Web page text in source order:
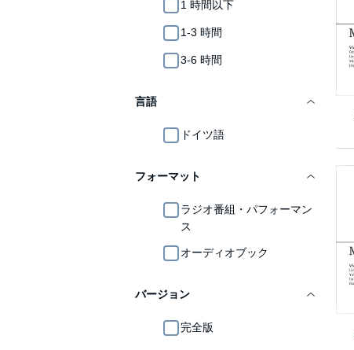
1 時間以下
1-3 時間
3-6 時間
言語
ドイツ語
フォーマット
ラジオ番組・パフォーマン
ス
オーディオブック
バージョン
完全版